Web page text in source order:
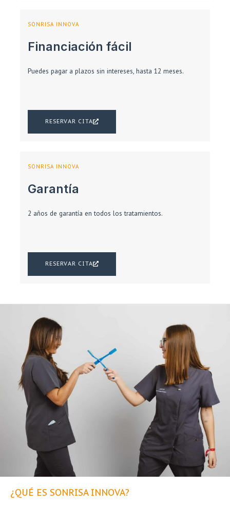
SONRISA INNOVA
Financiación fácil
Puedes pagar a plazos sin intereses, hasta 12 meses.
RESERVAR CITA
SONRISA INNOVA
Garantía
2 años de garantía en todos los tratamientos.
RESERVAR CITA
¿QUÉ ES SONRISA INNOVA?